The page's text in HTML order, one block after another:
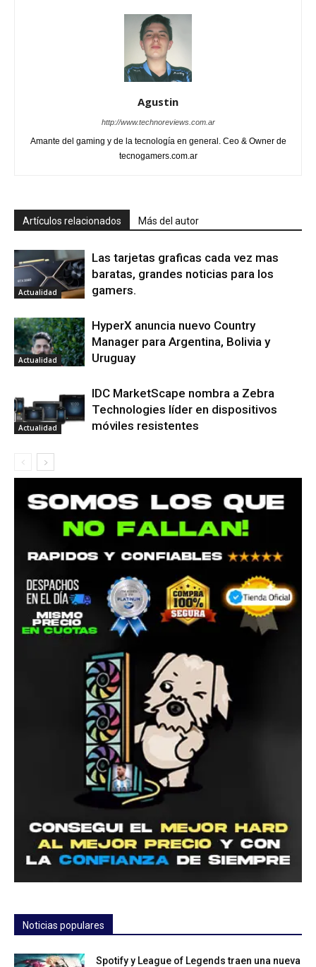
Agustin
http://www.technoreviews.com.ar
Amante del gaming y de la tecnología en general. Ceo & Owner de
tecnogamers.com.ar
Artículos relacionados Más del autor
Actualidad
Las tarjetas graficas cada vez mas
baratas, grandes noticias para los
gamers.
Actualidad
HyperX anuncia nuevo Country
Manager para Argentina, Bolivia y
Uruguay
Actualidad
IDC MarketScape nombra a Zebra
Technologies líder en dispositivos
móviles resistentes
Noticias populares
Spotify y League of Legends traen una nueva